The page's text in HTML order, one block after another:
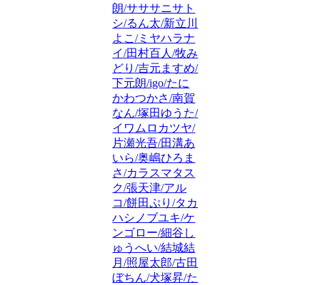
朗/サササニサト
シ/るん太/新立川
よこ/ミヤハラナ
イ/田村百人/牧み
どり/吉元ますめ/
下元朗/igo/たに
かわつかさ/南賀
なん/塚田ゆうた/
イワムロカツヤ/
片瀬光吾/田溝あ
いら/奥嶋ひろま
さ/カラスマタス
ク/張天津/アル
コ/餅田ぷり/タカ
ハシノブユキ/ケ
ンゴロー/細谷し
ゅうへい/結城結
月/照屋太郎/古田
ぼちん/犬塚昇/た